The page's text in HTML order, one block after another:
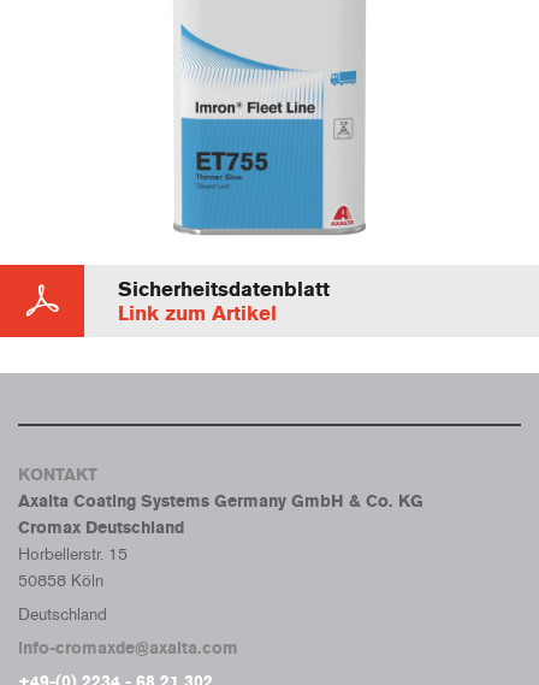
Sicherheitsdatenblatt
Link zum Artikel
KONTAKT
Axalta Coating Systems Germany GmbH & Co. KG
Cromax Deutschland
Horbellerstr. 15
50858 Köln
Deutschland
info-cromaxde@axalta.com